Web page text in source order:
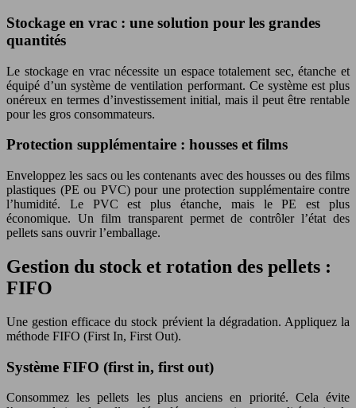
Stockage en vrac : une solution pour les grandes
quantités
Le stockage en vrac nécessite un espace totalement sec, étanche et
équipé d’un système de ventilation performant. Ce système est plus
onéreux en termes d’investissement initial, mais il peut être rentable
pour les gros consommateurs.
Protection supplémentaire : housses et films
Enveloppez les sacs ou les contenants avec des housses ou des films
plastiques (PE ou PVC) pour une protection supplémentaire contre
l’humidité. Le PVC est plus étanche, mais le PE est plus
économique. Un film transparent permet de contrôler l’état des
pellets sans ouvrir l’emballage.
Gestion du stock et rotation des pellets :
FIFO
Une gestion efficace du stock prévient la dégradation. Appliquez la
méthode FIFO (First In, First Out).
Système FIFO (first in, first out)
Consommez les pellets les plus anciens en priorité. Cela évite